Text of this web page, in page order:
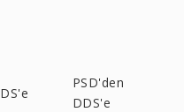
PSD'den
DDS'e